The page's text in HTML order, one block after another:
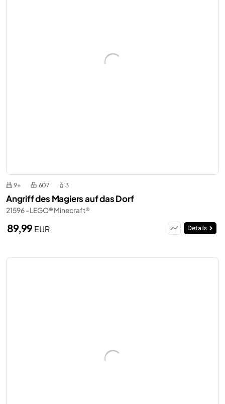
9+ 607 3
Angriff des Magiers auf das Dorf
21596 - LEGO® Minecraft®
89,99EUR Details